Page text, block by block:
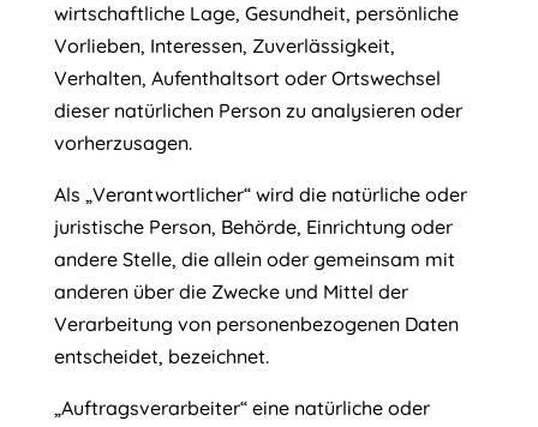
wirtschaftliche Lage, Gesundheit, persönliche
Vorlieben, Interessen, Zuverlässigkeit,
Verhalten, Aufenthaltsort oder Ortswechsel
dieser natürlichen Person zu analysieren oder
vorherzusagen.
Als „Verantwortlicher“ wird die natürliche oder
juristische Person, Behörde, Einrichtung oder
andere Stelle, die allein oder gemeinsam mit
anderen über die Zwecke und Mittel der
Verarbeitung von personenbezogenen Daten
entscheidet, bezeichnet.
„Auftragsverarbeiter“ eine natürliche oder